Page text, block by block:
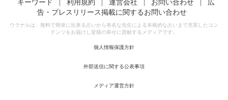
キーワード | 利用規約 | 運営会社 | お問い合わせ |
広
告・プレスリリース掲載に関するお問い合わせ
ウラナルは、無料で簡単に出来る占いから有名な先生による本格的な占いまで充実したコン
テンツをお届けし皆様の幸せに貢献するメディアです。
個人情報保護方針
外部送信に関する公表事項
メディア運営方針